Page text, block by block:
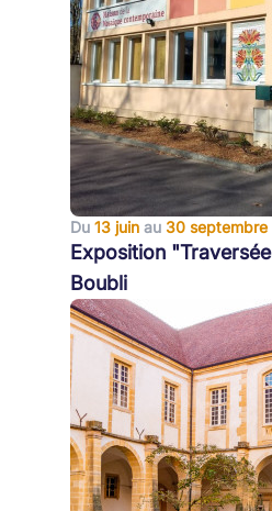
Du 13 juin au 30
Exposition
Boubli